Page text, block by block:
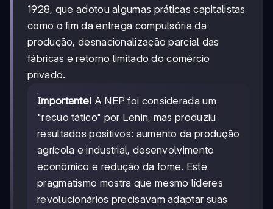
1928, que adotou algumas práticas capitalistas
como o fim da entrega compulsória da
produção, desnacionalização parcial das
fábricas e retorno limitado do comércio
privado.
Importante! A NEP foi considerada um
"recuo tático" por Lenin, mas produziu
resultados positivos: aumento da produção
agrícola e industrial, desenvolvimento
econômico e redução da fome. Este
pragmatismo mostra que mesmo líderes
revolucionários precisavam adaptar suas